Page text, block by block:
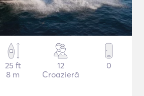
25 ft
8 m
12
Croazieră
0